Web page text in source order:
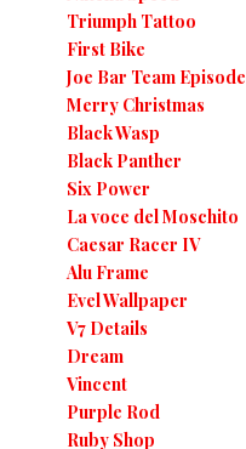
Triumph Tattoo
First Bike
Joe Bar Team Episode
Merry Christmas
Black Wasp
Black Panther
Six Power
La voce del Moschito
Caesar Racer IV
Alu Frame
Evel Wallpaper
V7 Details
Dream
Vincent
Purple Rod
Ruby Shop